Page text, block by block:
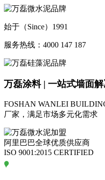
始于（Since）1991
服务热线：4000 147 187
万磊涂料 | 一站式墙面
FOSHAN WANLEI
厂家，满足市场多元化需求
阿里巴巴全球优质供应商
ISO 9001:2015 CERTIFIED